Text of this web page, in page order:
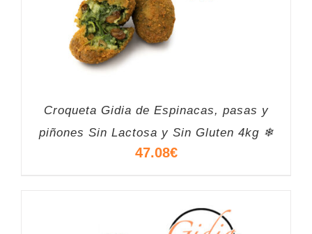
Croqueta Gidia de Espinacas, pasas y
piñones Sin Lactosa y Sin Gluten 4kg ❄
47.08€